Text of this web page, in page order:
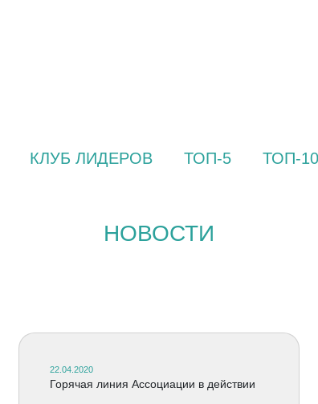
КЛУБ ЛИДЕРОВ ТОП-5 ТОП-
НОВОСТИ
22.04.2020
Горячая линия Ассоциации в действии